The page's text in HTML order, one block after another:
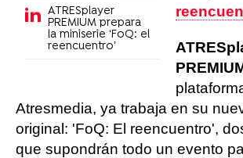
ATRESplayer
PREMIUM prepara
la miniserie ‘FoQ: el
reencuentro’
Atresmedia, ya trabaja en su
original: 'FoQ: El reencuentro',
que supondrán todo un evento